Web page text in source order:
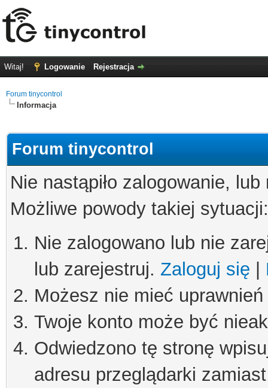
Witaj! Logowanie Rejestracja
Forum tinycontrol
Informacja
Forum tinycontrol
Nie nastąpiło zalogowanie,
Możliwe powody takiej sytuacji:
Nie zalogowano lub nie
lub zarejestruj. Zaloguj się
Możesz nie mieć
Twoje konto może być
Odwiedzono tę stronę
adresu przeglądarki